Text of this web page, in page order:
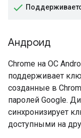
Андроид
Chrome на ОС
поддерживает
созданные в
паролей Google.
синхронизирует
доступными на